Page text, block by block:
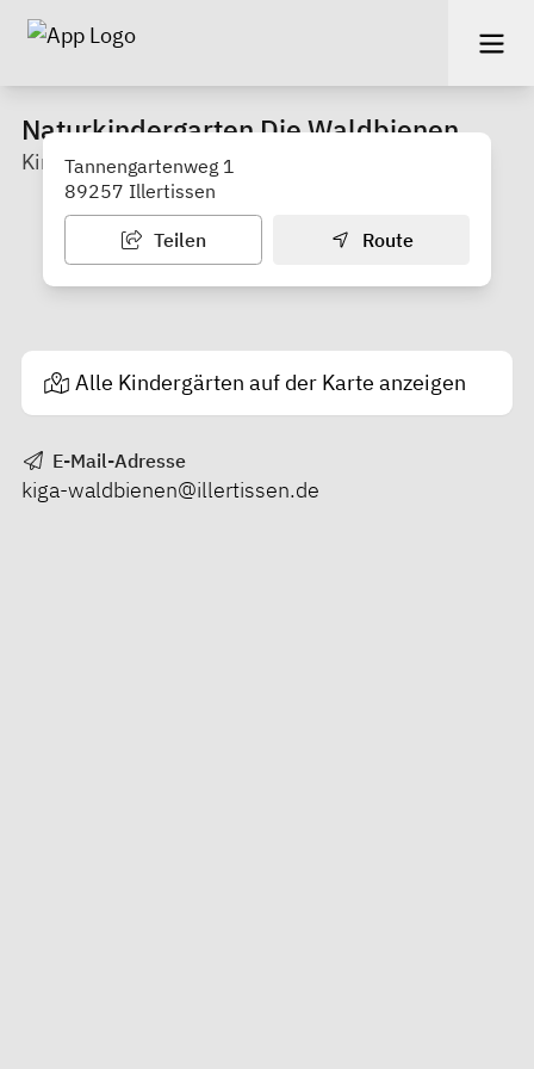
Naturkindergarten Die Waldbienen
Kindergarten
Tannengartenweg 1
89257 Illertissen
Teilen Route
Alle Kindergärten auf der Karte anzeigen
E-Mail-Adresse
kiga-waldbienen@illertissen.de